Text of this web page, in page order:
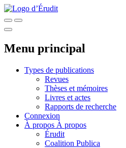
Menu principal
Types de publications
Revues
Thèses et mémoires
Livres et actes
Rapports de recherche
Connexion
À propos À propos
Érudit
Coalition Publica